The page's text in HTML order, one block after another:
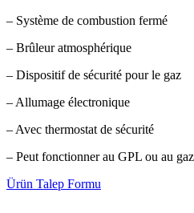
– Système de combustion fermé
– Brûleur atmosphérique
– Dispositif de sécurité pour le gaz
– Allumage électronique
– Avec thermostat de sécurité
– Peut fonctionner au GPL ou au
Ürün Talep Formu